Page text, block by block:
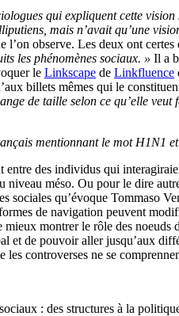
qui expliquent cette
mais n’avait qu’une
l’on observe. Les deux ont
les phénomènes sociaux. » Il a
le Linkscape de Linkfluence
billets mêmes qui le
de taille selon ce qu’elle veut
mentionnant le mot H1N1
entre des individus qui
niveau méso. Ou pour le dire
sociales qu’évoque Tommaso
de navigation peuvent
montrer le rôle des noeuds
de pouvoir aller jusqu’aux
les controverses ne se
: des structures à la